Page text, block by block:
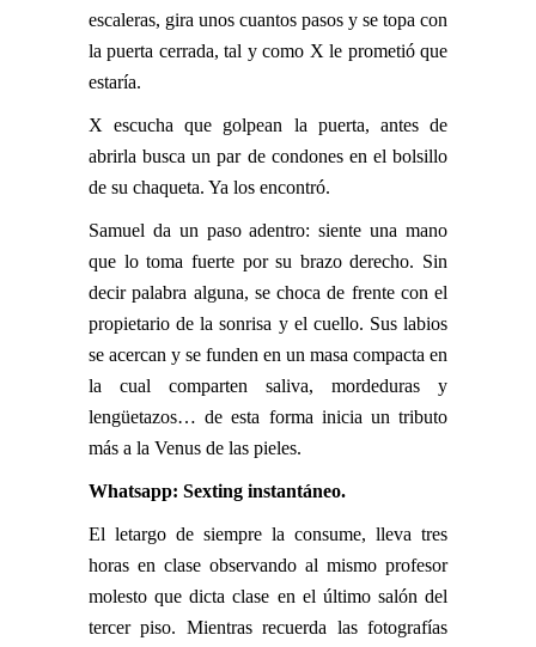
escaleras, gira unos cuantos pasos y se topa con
la puerta cerrada, tal y como X le prometió que
estaría.
X escucha que golpean la puerta, antes de
abrirla busca un par de condones en el bolsillo
de su chaqueta. Ya los encontró.
Samuel da un paso adentro: siente una mano
que lo toma fuerte por su brazo derecho. Sin
decir palabra alguna, se choca de frente con el
propietario de la sonrisa y el cuello. Sus labios
se acercan y se funden en un masa compacta en
la cual comparten saliva, mordeduras y
lengüetazos… de esta forma inicia un tributo
más a la Venus de las pieles.
Whatsapp: Sexting instantáneo.
El letargo de siempre la consume, lleva tres
horas en clase observando al mismo profesor
molesto que dicta clase en el último salón del
tercer piso. Mientras recuerda las fotografías